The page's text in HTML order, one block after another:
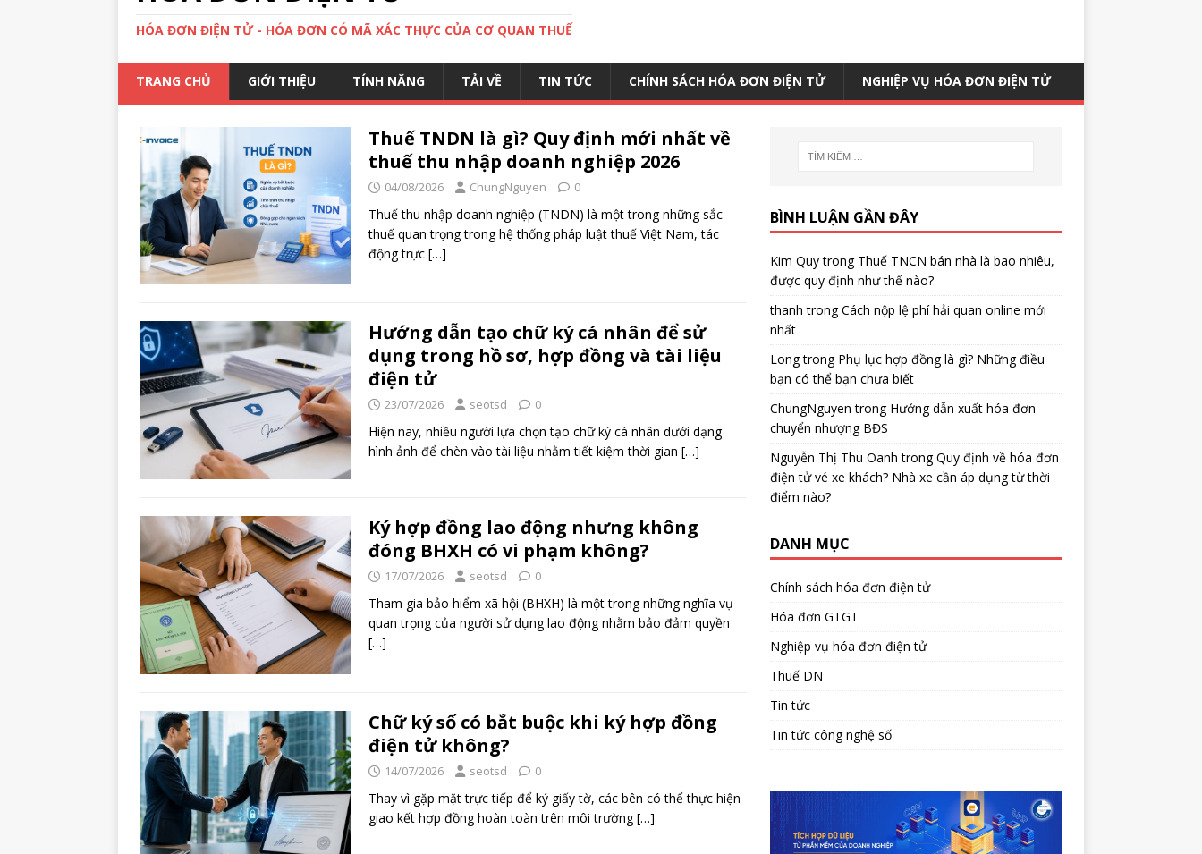
HÓA ĐƠN ĐIỆN TỬ - HÓA ĐƠN CÓ MÃ XÁC THỰC CỦA CƠ QUAN THUẾ
TRANG CHỦ GIỚI THIỆU TÍNH NĂNG TẢI VỀ TIN TỨC CHÍNH SÁCH HÓA ĐƠN ĐIỆN TỬ NGHIỆP VỤ HÓA ĐƠN ĐIỆN TỬ
Thuế TNDN là gì? Quy định mới nhất về
thuế thu nhập doanh nghiệp 2026
04/08/2026 ChungNguyen 0
Thuế thu nhập doanh nghiệp (TNDN) là một trong những sắc
thuế quan trọng trong hệ thống pháp luật thuế Việt Nam, tác
động trực […]
Hướng dẫn tạo chữ ký cá nhân để sử
dụng trong hồ sơ, hợp đồng và tài liệu
điện tử
23/07/2026 seotsd 0
Hiện nay, nhiều người lựa chọn tạo chữ ký cá nhân dưới dạng
hình ảnh để chèn vào tài liệu nhằm tiết kiệm thời gian […]
Ký hợp đồng lao động nhưng không
đóng BHXH có vi phạm không?
17/07/2026 seotsd 0
Tham gia bảo hiểm xã hội (BHXH) là một trong những nghĩa vụ
quan trọng của người sử dụng lao động nhằm bảo đảm quyền
[…]
Chữ ký số có bắt buộc khi ký hợp đồng
điện tử không?
14/07/2026 seotsd 0
Thay vì gặp mặt trực tiếp để ký giấy tờ, các bên có thể thực hiện
giao kết hợp đồng hoàn toàn trên môi trường[…]
BÌNH LUẬN GẦN ĐÂY
Kim Quytrong Thuế TNCN bán nhà là bao nhiêu,
được quy định như thế nào?
thanh trongCách nộp lệ phí hải quan online mới
nhất
Longtrong Phụ lục hợp đồng là gì? Những điều
bạn có thể bạn chưa biết
ChungNguyen trong Hướng dẫn xuất hóa đơn
chuyển nhượng BĐS
Nguyễn Thị Thu Oanh trongQuy định về hóa đơn
điện tử vé xe khách? Nhà xe cần áp dụng từ thời
điểm nào?
DANH MỤC
Chính sách hóa đơn điện tử
Hóa đơn GTGT
Nghiệp vụ hóa đơn điện tử
Thuế DN
Tin tức
Tin tức công nghệ số